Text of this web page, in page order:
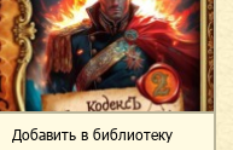
Добавить в библиотеку